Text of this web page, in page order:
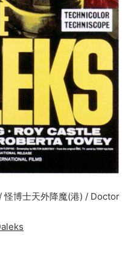
/ 怪博士天外降魔(港) / Doctor